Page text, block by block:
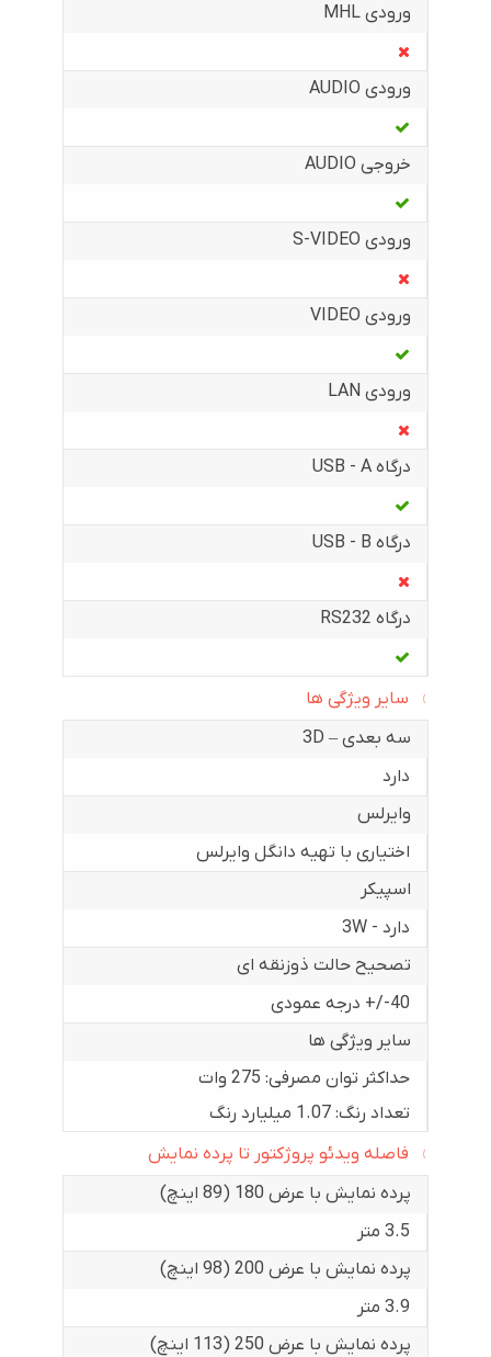
ورودی MHL
ورودی AUDIO
خروجی AUDIO
ورودی S-VIDEO
ورودی VIDEO
ورودی LAN
درگاه USB - A
درگاه USB - B
درگاه RS232
سایر ویژگی ها
سه بعدی – 3D
دارد
وایرلس
اختیاری با تهیه دانگل وایرلس
اسپیکر
دارد - 3W
تصحیح حالت ذوزنقه ای
40-/+ درجه عمودی
سایر ویژگی ها
حداکثر توان مصرفی: 275 وات
تعداد رنگ: 1.07 میلیارد رنگ
فاصله ویدئو پروژکتور تا پرده نمایش
پرده نمایش با عرض 180 (89 اینچ)
3.5 متر
پرده نمایش با عرض 200 (98 اینچ)
3.9 متر
پرده نمایش با عرض 250 (113 اینچ)